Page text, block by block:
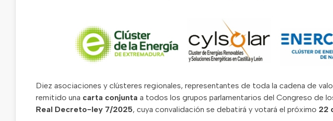
Diez asociaciones y clústeres regionales, representantes de toda la cadena de
remitido una carta conjunta a todos los grupos parlamentarios del Congreso de
Real Decreto-ley 7/2025, cuya convalidación se debatirá y votará el próximo 22